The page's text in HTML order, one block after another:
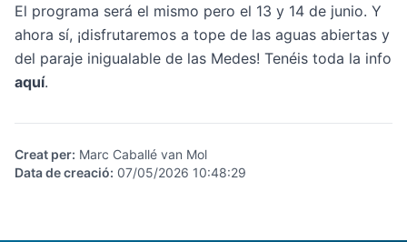
El programa será el mismo pero el 13 y 14 de junio. Y
ahora sí, ¡disfrutaremos a tope de las aguas abiertas y
del paraje inigualable de las Medes! Tenéis toda la info
aquí.
Creat per: Marc Caballé van Mol
Data de creació: 07/05/2026 10:48:29